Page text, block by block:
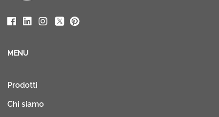
MENU
Prodotti
Chi siamo